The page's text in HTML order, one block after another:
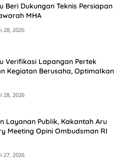
Beri Dukungan Teknis Persiapan
MHA
28, 2026
Verifikasi Lapangan Pertek
Kegiatan Berusaha, Optimalkan
28, 2026
Layanan Publik, Kakantah Aru
Meeting Opini Ombudsman RI
27, 2026